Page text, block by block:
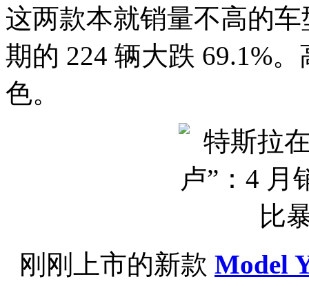
这两款本就销量不高的
期的 224 辆大跌 69.1%
色。
刚刚上市的新款 Model